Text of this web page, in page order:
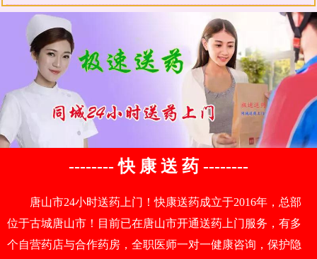
-------- 快 康 送 药 --------
唐山市24小时送药上门！快康送药成立于2016年，总部
位于古城唐山市！目前已在唐山市开通送药上门服务，有多
个自营药店与合作药房，全职医师一对一健康咨询，保护隐